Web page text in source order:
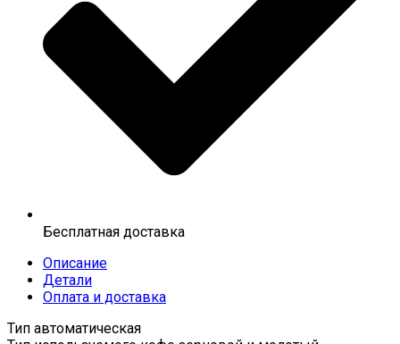
Бесплатная доставка
Описание
Детали
Оплата и доставка
Тип автоматическая